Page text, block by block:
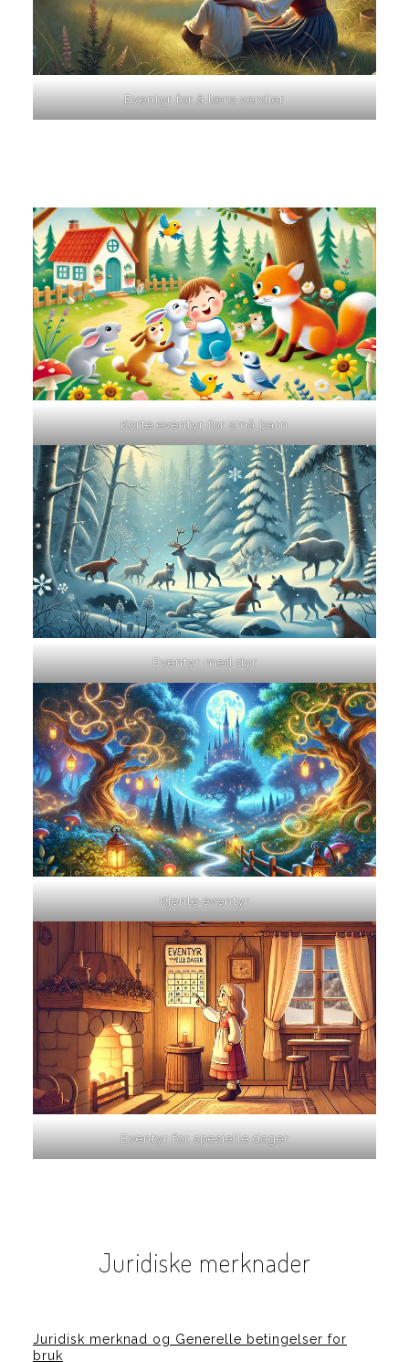
Eventyr for å lære verdier
Korte eventyr for små barn
Eventyr med dyr
Kjente eventyr
Eventyr for spesielle dager
Juridiske merknader
Juridisk merknad og Generelle betingelser for
bruk